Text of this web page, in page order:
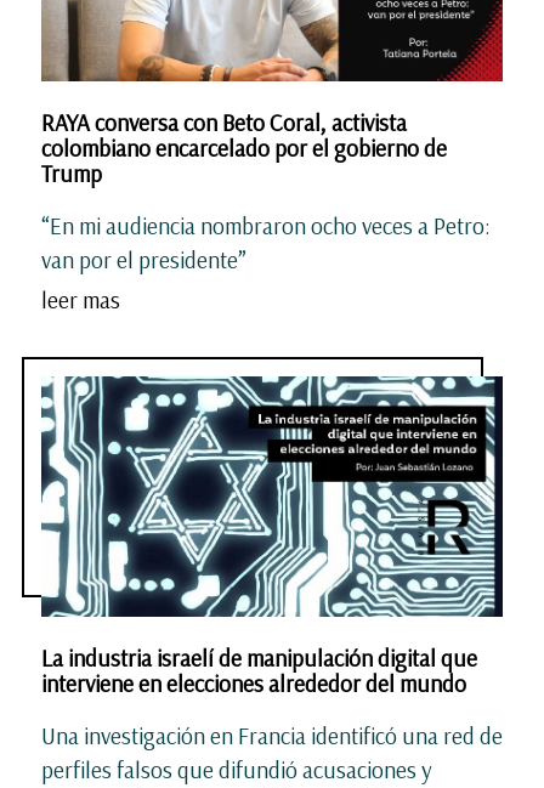
RAYA conversa con Beto Coral, activista
colombiano encarcelado por el gobierno de
Trump
“En mi audiencia nombraron ocho veces a Petro:
van por el presidente”
leer mas
La industria israelí de manipulación digital que
interviene en elecciones alrededor del mundo
Una investigación en Francia identificó una red de
perfiles falsos que difundió acusaciones y